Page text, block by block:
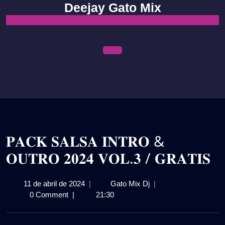
content
Deejay Gato Mix
𝐏𝐀𝐂𝐊 𝐒𝐀𝐋𝐒𝐀 𝐈𝐍𝐓𝐑𝐎 &
𝐎𝐔𝐓𝐑𝐎 𝟐𝟎𝟐𝟒 𝐕𝐎𝐋.𝟑 / 𝐆𝐑𝐀𝐓𝐈𝐒
11 de abril de 202411| Gato Mix Dj𝐏𝐀𝐂𝐊
|
0 Comment | 21:30